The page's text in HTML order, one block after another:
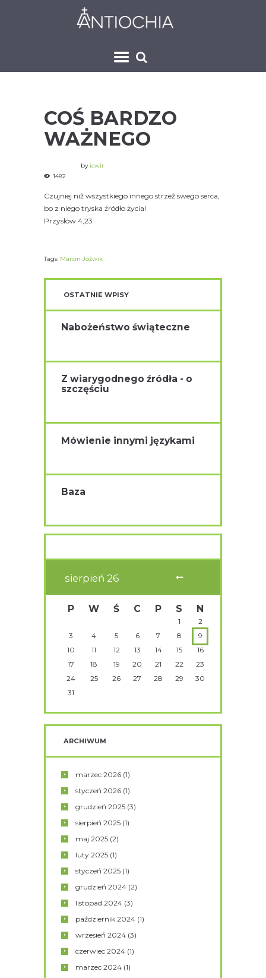
COŚ BARDZO
WAŻNEGO
by icwir
1482
Czujniej niż wszystkiego innego strzeż swego serca,
bo z niego tryska źródło życia!
Przysłów 4,23
Tags: Marcin Jóźwik
OSTATNIE WPISY
Nabożeństwo świąteczne
Z wiarygodnego źródła - o
szczęściu
Mówienie innymi językami
Baza
sierpień 26
P W Ś C P S N
1
2
3
4 5 6 7 8
9
10
11 12 13 14 15
16
17
18 19 20 21 22
23
24
25 26 27 28 29
30
31
ARCHIWUM
marzec2026 (1)
styczeń2026 (1)
grudzień2025 (3)
sierpień2025 (1)
maj2025 (2)
luty2025 (1)
styczeń2025 (1)
grudzień2024 (2)
listopad2024 (3)
październik2024 (1)
wrzesień2024 (3)
czerwiec2024 (1)
marzec2024 (1)